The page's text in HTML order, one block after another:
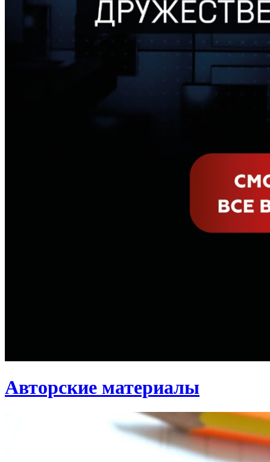
Авторские материалы